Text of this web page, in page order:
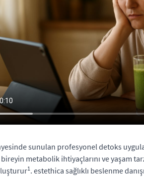
sunulan profesyonel detoks
metabolik ihtiyaçlarını ve yaşam
1 . estethica sağlıklı beslenme